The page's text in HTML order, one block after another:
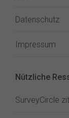
Datenschutz
Impressum
Nützliche
SurveyCircle